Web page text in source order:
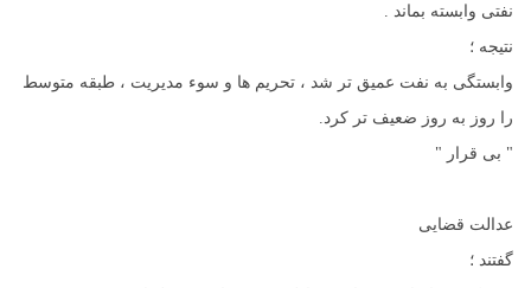
نفتی وابسته بماند .
نتیجه ؛
وابستگی به نفت عمیق تر شد ، تحریم ها و سوء مدیریت ، طبقه متوسط
را روز به روز ضعیف تر کرد.
" بی قرار "
عدالت قضایی
گفتند ؛